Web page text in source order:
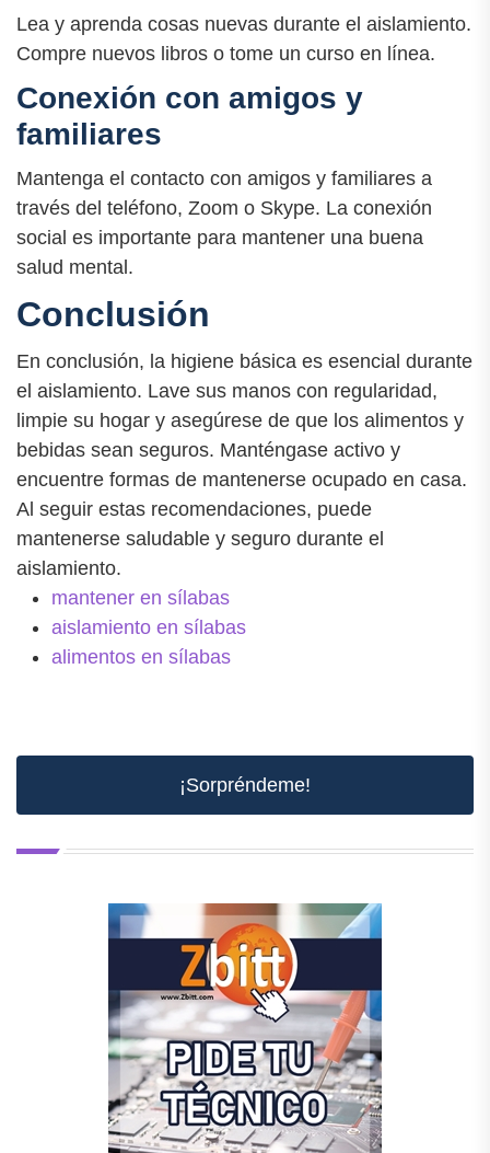
Lea y aprenda cosas nuevas durante el aislamiento.
Compre nuevos libros o tome un curso en línea.
Conexión con amigos y
familiares
Mantenga el contacto con amigos y familiares a
través del teléfono, Zoom o Skype. La conexión
social es importante para mantener una buena
salud mental.
Conclusión
En conclusión, la higiene básica es esencial durante
el aislamiento. Lave sus manos con regularidad,
limpie su hogar y asegúrese de que los alimentos y
bebidas sean seguros. Manténgase activo y
encuentre formas de mantenerse ocupado en casa.
Al seguir estas recomendaciones, puede
mantenerse saludable y seguro durante el
aislamiento.
mantener en sílabas
aislamiento en sílabas
alimentos en sílabas
¡Sorpréndeme!